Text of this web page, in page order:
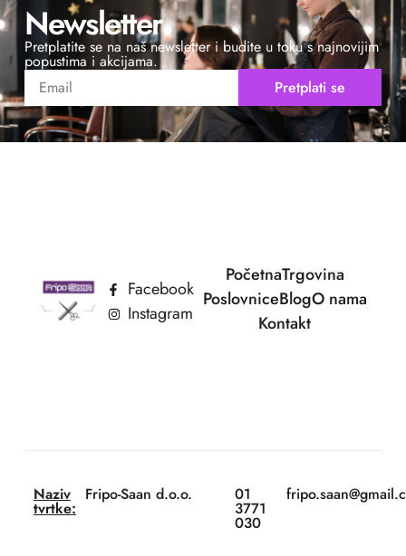
Newsletter
Pretplatite se na naš newsletter i budite u toku s najnovijim
popustima i akcijama.
Pretplati se
PočetnaTrgovina
PoslovniceBlogO nama
Kontakt
Facebook
Instagram
Naziv
tvrtke:
Fripo-Saan d.o.o. 01
3771
030